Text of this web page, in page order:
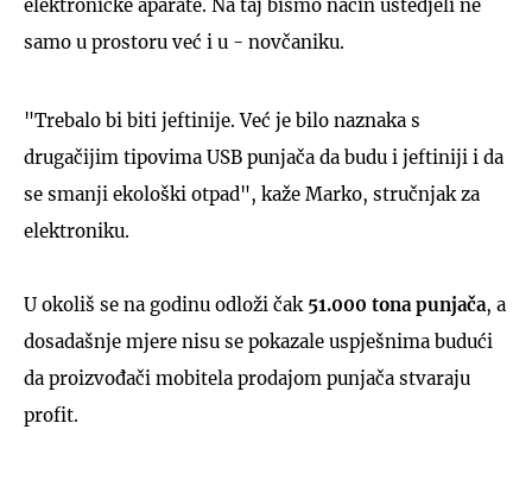
elektroničke aparate. Na taj bismo način uštedjeli ne
samo u prostoru već i u - novčaniku.
"Trebalo bi biti jeftinije. Već je bilo naznaka s
drugačijim tipovima USB punjača da budu i jeftiniji i da
se smanji ekološki otpad", kaže Marko, stručnjak za
elektroniku.
U okoliš se na godinu odloži čak 51.000 tona punjača, a
dosadašnje mjere nisu se pokazale uspješnima budući
da proizvođači mobitela prodajom punjača stvaraju
profit.